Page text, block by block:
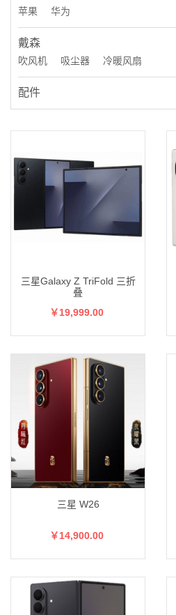
苹果 华为
戴森
吹风机 吸尘器 冷暖风扇
配件
三星Galaxy Z TriFold 三折
叠
￥19,999.00
三星 W26
￥14,900.00